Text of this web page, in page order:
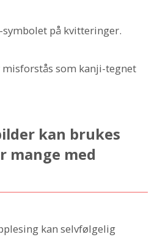
symbolet på kvitteringer.
misforstås som kanji-tegnet
kan brukes
mange med
kan selvfølgelig